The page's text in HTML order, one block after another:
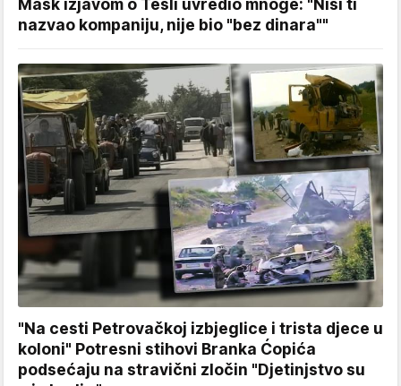
Mask izjavom o Tesli uvredio mnoge: "Nisi ti
nazvao kompaniju, nije bio "bez dinara""
"Na cesti Petrovačkoj izbjeglice i trista djece u
koloni" Potresni stihovi Branka Ćopića
podsećaju na stravični zločin "Djetinjstvo su